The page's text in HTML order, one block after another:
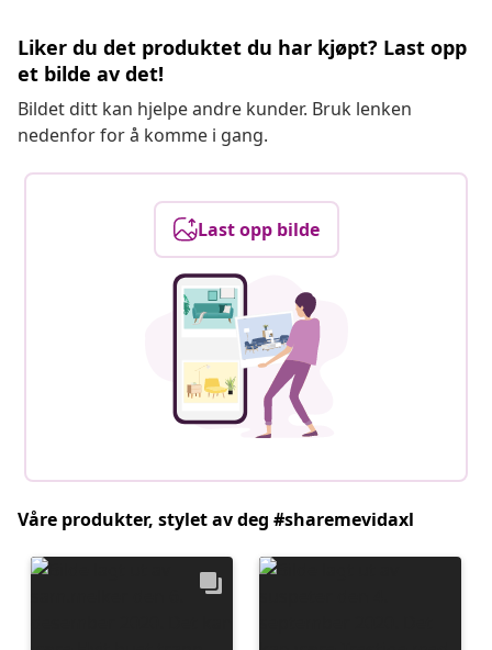
Liker du det produktet du har kjøpt? Last opp
et bilde av det!
Bildet ditt kan hjelpe andre kunder. Bruk lenken
nedenfor for å komme i gang.
Last opp bilde
Våre produkter, stylet av deg #sharemevidaxl